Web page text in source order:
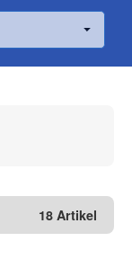
18 Artikel